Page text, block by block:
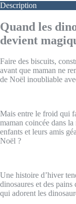
Description
Quand les
devient
Faire des biscuits,
avant que maman ne
de Noël inoubliable
Mais entre le froid qui
maman coincée dans
enfants et leurs amis
Noël ?
Une histoire d’hiver
dinosaures et des
qui adorent les